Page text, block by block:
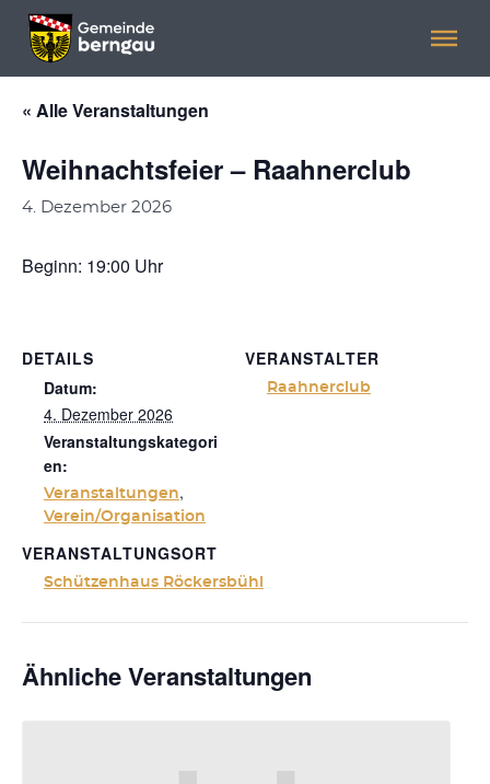
Menü überspringen
Menü überspringen
« Alle Veranstaltungen
Weihnachtsfeier – Raahnerclub
4. Dezember 2026
Beginn: 19:00 Uhr
DETAILS
Datum:
4. Dezember 2026
Veranstaltungskategori
en:
Veranstaltungen,
Verein/Organisation
VERANSTALTUNGSORT
Schützenhaus Röckersbühl
VERANSTALTER
Raahnerclub
Ähnliche Veranstaltungen